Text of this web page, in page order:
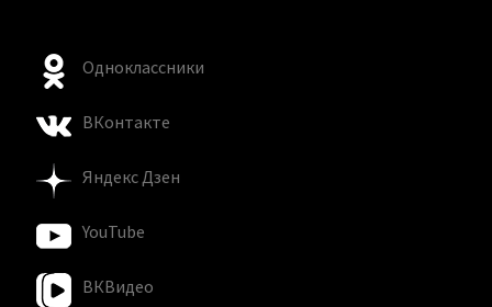
Одноклассники
ВКонтакте
Яндекс Дзен
YouTube
ВКВидео